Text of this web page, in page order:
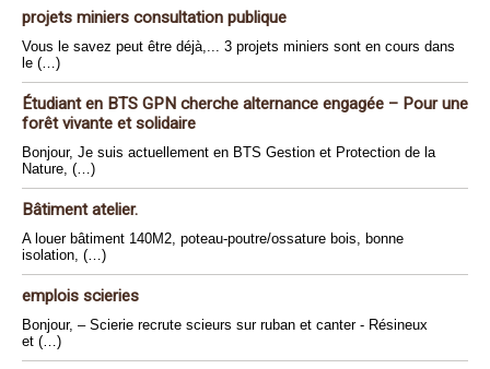
projets miniers consultation publique
Vous le savez peut être déjà,... 3 projets miniers sont en cours dans
le (…)
Étudiant en BTS GPN cherche alternance engagée – Pour une
forêt vivante et solidaire
Bonjour, Je suis actuellement en BTS Gestion et Protection de la
Nature, (…)
Bâtiment atelier.
A louer bâtiment 140M2, poteau-poutre/ossature bois, bonne
isolation, (…)
emplois scieries
Bonjour, – Scierie recrute scieurs sur ruban et canter - Résineux
et (…)